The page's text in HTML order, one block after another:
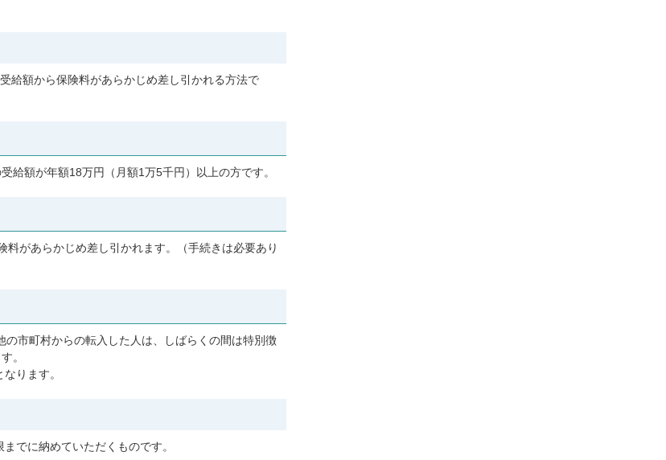
給額から保険料があらかじめ差し引かれる方法で
給額が年額18万円（月額1万5千円）以上の方です。
があらかじめ差し引かれます。（手続きは必要あり
市町村からの転入した人は、しばらくの間は特別徴
。
ります。
でに納めていただくものです。